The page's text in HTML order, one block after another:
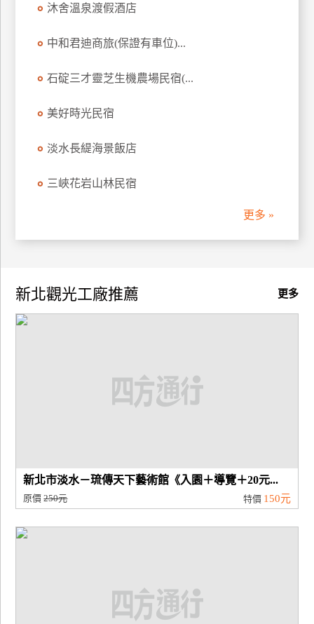
飯
作
計
商
沐舍溫泉渡假酒店
中和君迪商旅(保證有車位)...
石碇三才靈芝生機農場民宿(...
美好時光民宿
淡水長緹海景飯店
三峽花岩山林民宿
更多 »
更多
新北觀光工廠推薦
新北市淡水－琉傳天下藝術館《入園＋導覽＋20元...
原價250元 特價 150元